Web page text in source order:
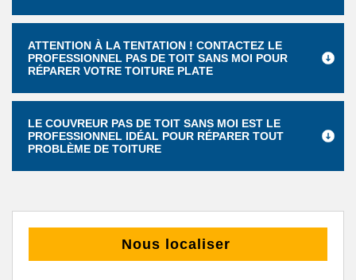
ATTENTION À LA TENTATION ! CONTACTEZ LE
PROFESSIONNEL PAS DE TOIT SANS MOI POUR
RÉPARER VOTRE TOITURE PLATE
LE COUVREUR PAS DE TOIT SANS MOI EST LE
PROFESSIONNEL IDÉAL POUR RÉPARER TOUT
PROBLÈME DE TOITURE
Nous localiser